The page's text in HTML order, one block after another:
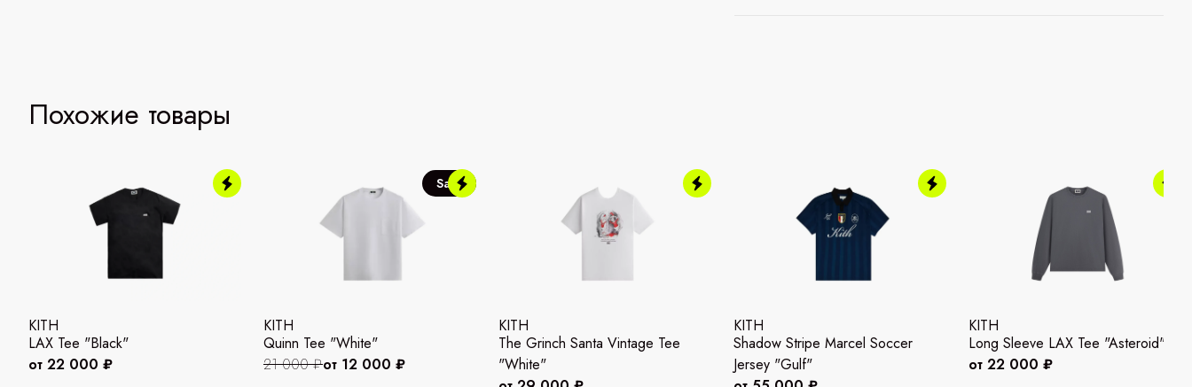
Похожие товары
KITH
LAX Tee "Black"
от 22 000 ₽
Sale
KITH
Quinn Tee "White"
21 000 ₽от 12 000 ₽
KITH
The Grinch Santa Vintage Tee
"White"
KITH
Shadow Stripe Marcel Soccer
Jersey "Gulf"
KITH
Long Sleeve LAX Tee "Asteroid"
от 22 000 ₽